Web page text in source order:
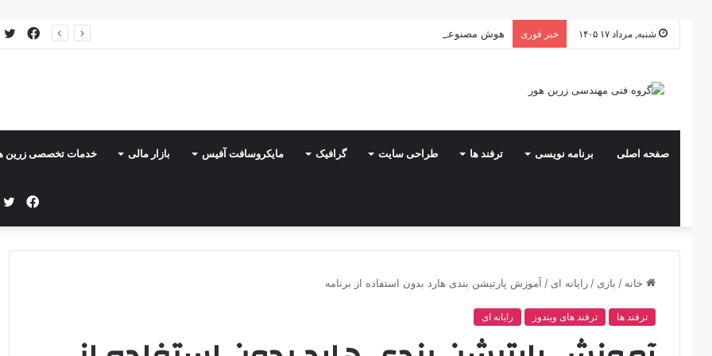
شنبه, مرداد ۱۷ ۱۴۰۵ خبر فوری هوش مصنوعی در توسعه وب: راهنمای جامع ابزارهای تحول‌آفرین برای برنامه‌نویسان
فیس
صفحه اصلی برنامه نویسی ترفند ها طراحی سایت گرافیک مایکروسافت آفیس بازار مالی خدمات تخصصی زرین
فیس
بوک
خانه / بازی / رایانه ای / آموزش پارتیشن بندی هارد بدون استفاده از برنامه
ترفند ها ترفند های ویندوز رایانه ای